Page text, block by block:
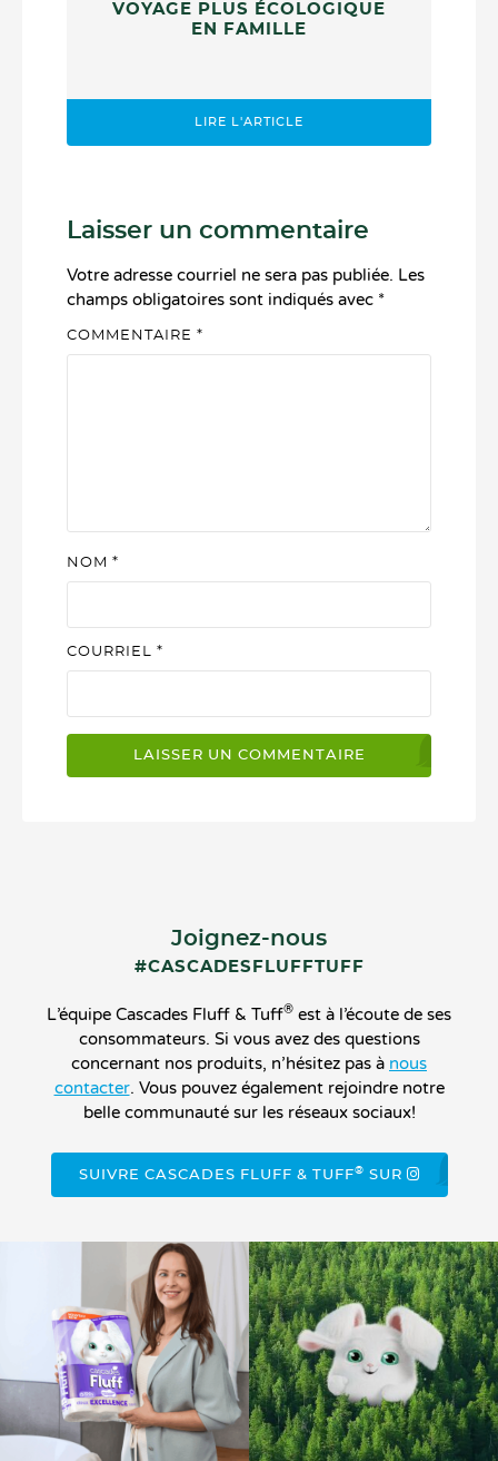
VOYAGE PLUS ÉCOLOGIQUE
EN FAMILLE
LIRE L'ARTICLE
Laisser un commentaire
Votre adresse courriel ne sera pas publiée. Les
champs obligatoires sont indiqués avec *
COMMENTAIRE *
NOM *
COURRIEL *
Joignez-nous
#CASCADESFLUFFTUFF
L’équipe Cascades Fluff & Tuff® est à l’écoute de ses
consommateurs. Si vous avez des questions
concernant nos produits, n’hésitez pas à nous
contacter. Vous pouvez également rejoindre notre
belle communauté sur les réseaux sociaux!
SUIVRE CASCADES FLUFF & TUFF® SUR